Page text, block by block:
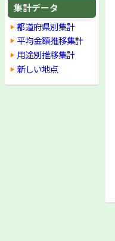
集計データ
都道府県別集計
平均金額推移集計
用途別推移集計
新しい地点